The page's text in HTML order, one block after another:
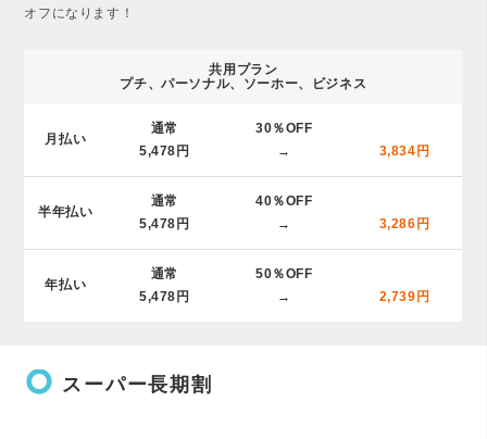
オフになります！
共用プラン
プチ、パーソナル、ソーホー、ビジネス
月払い
通常
5,478円
30％OFF
→
3,834円
半年払い
通常
5,478円
40％OFF
→
3,286円
年払い
通常
5,478円
50％OFF
→
2,739円
trip_origin スーパー長期割